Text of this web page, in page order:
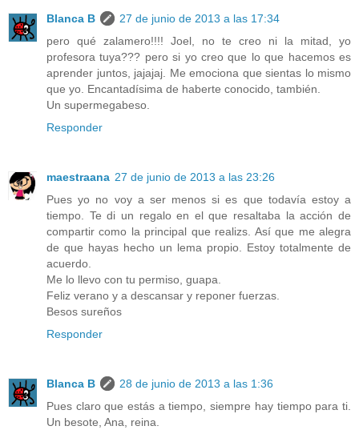
Blanca B
27 de junio de 2013 a las 17:34
pero qué zalamero!!!! Joel, no te creo ni la mitad, yo
profesora tuya??? pero si yo creo que lo que hacemos es
aprender juntos, jajajaj. Me emociona que sientas lo mismo
que yo. Encantadísima de haberte conocido, también.
Un supermegabeso.
Responder
maestraana 27 de junio de 2013 a las 23:26
Pues yo no voy a ser menos si es que todavía estoy a
tiempo. Te di un regalo en el que resaltaba la acción de
compartir como la principal que realizs. Así que me alegra
de que hayas hecho un lema propio. Estoy totalmente de
acuerdo.
Me lo llevo con tu permiso, guapa.
Feliz verano y a descansar y reponer fuerzas.
Besos sureños
Responder
Blanca B
28 de junio de 2013 a las 1:36
Pues claro que estás a tiempo, siempre hay tiempo para ti.
Un besote, Ana, reina.